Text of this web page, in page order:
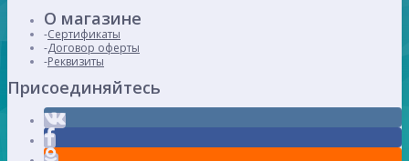
О магазине
Сертификаты
Договор оферты
Реквизиты
Присоединяйтесь